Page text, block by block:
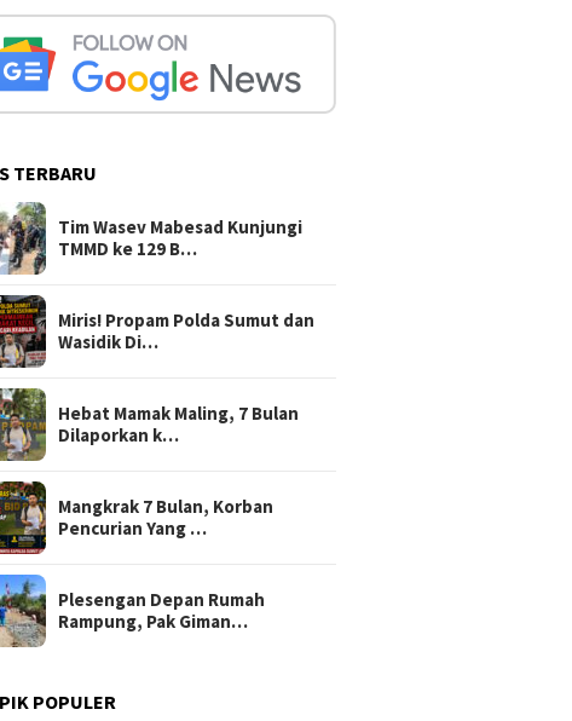
TERBARU
Tim Wasev Mabesad Kunjungi
TMMD ke 129 B…
Miris! Propam Polda Sumut dan
Wasidik Di…
Hebat Mamak Maling, 7 Bulan
Dilaporkan k…
Mangkrak 7 Bulan, Korban
Pencurian Yang …
Plesengan Depan Rumah
Rampung, Pak Giman…
POPULER